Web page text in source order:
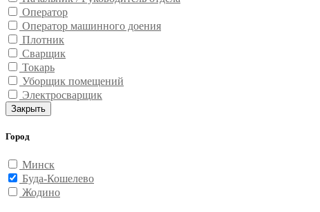
Оператор
Оператор машинного доения
Плотник
Сварщик
Токарь
Уборщик помещений
Электросварщик
Закрыть
Город
Минск
Буда-Кошелево
Жодино